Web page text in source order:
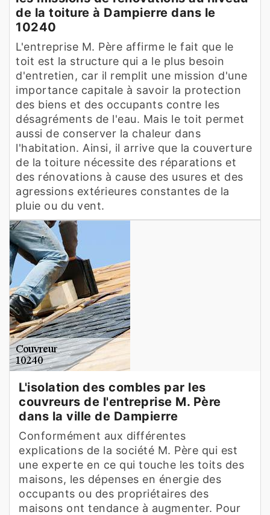
de la toiture à Dampierre dans le
10240
L'entreprise M. Père affirme le fait que le
toit est la structure qui a le plus besoin
d'entretien, car il remplit une mission d'une
importance capitale à savoir la protection
des biens et des occupants contre les
désagréments de l'eau. Mais le toit permet
aussi de conserver la chaleur dans
l'habitation. Ainsi, il arrive que la couverture
de la toiture nécessite des réparations et
des rénovations à cause des usures et des
agressions extérieures constantes de la
pluie ou du vent.
L'isolation des combles par les
couvreurs de l'entreprise M. Père
dans la ville de Dampierre
Conformément aux différentes
explications de la société M. Père qui est
une experte en ce qui touche les toits des
maisons, les dépenses en énergie des
occupants ou des propriétaires des
maisons ont tendance à augmenter. Pour